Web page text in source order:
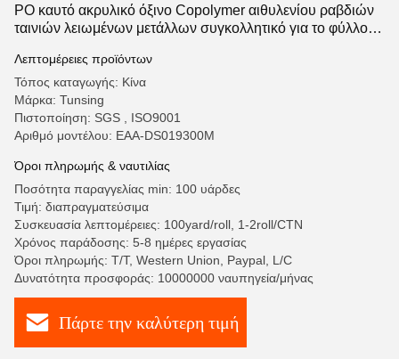
PO καυτό ακρυλικό όξινο Copolymer αιθυλενίου ραβδιών
ταινιών λειωμένων μετάλλων συγκολλητικό για το φύλλο
Λεπτομέρειες προϊόντων
Τόπος καταγωγής: Κίνα
Μάρκα: Tunsing
Πιστοποίηση: SGS , ISO9001
Αριθμό μοντέλου: EAA-DS019300M
Όροι πληρωμής & ναυτιλίας
Ποσότητα παραγγελίας min: 100 υάρδες
Τιμή: διαπραγματεύσιμα
Συσκευασία λεπτομέρειες: 100yard/roll, 1-2roll/CTN
Χρόνος παράδοσης: 5-8 ημέρες εργασίας
Όροι πληρωμής: T/T, Western Union, Paypal, L/C
Δυνατότητα προσφοράς: 10000000 ναυπηγεία/μήνας
Πάρτε την καλύτερη τιμή